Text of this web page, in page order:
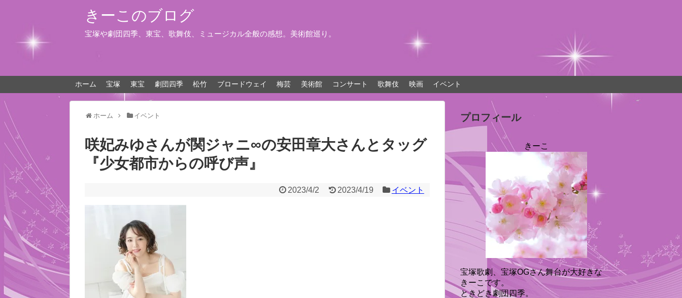
きーこのブログ
宝塚や劇団四季、東宝、歌舞伎、ミュージカル全般の感想。美術館巡り。
ホーム 宝塚 東宝 劇団四季 松竹 ブロードウェイ 梅芸 美術館 コンサート 歌舞伎 映画 イベント
ホーム イベント
咲妃みゆさんが関ジャニ∞の安田章大さんとタッグ
『少女都市からの呼び声』
2023/4/2 2023/4/19 イベント
プロフィール
きーこ
宝塚歌劇、宝塚OGさん舞台が大好きな
きーこです。
ときどき劇団四季。